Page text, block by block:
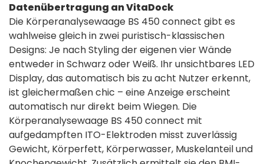
Datenübertragung an VitaDock
Die Körperanalysewaage BS 450 connect gibt es
wahlweise gleich in zwei puristisch-klassischen
Designs: Je nach Styling der eigenen vier Wände
entweder in Schwarz oder Weiß. Ihr unsichtbares LED
Display, das automatisch bis zu acht Nutzer erkennt,
ist gleichermaßen chic – eine Anzeige erscheint
automatisch nur direkt beim Wiegen. Die
Körperanalysewaage BS 450 connect mit
aufgedampften ITO-Elektroden misst zuverlässig
Gewicht, Körperfett, Körperwasser, Muskelanteil und